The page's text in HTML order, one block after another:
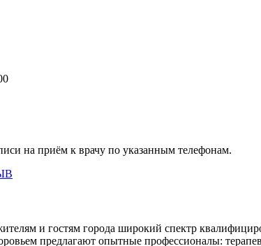
на приём к врачу по указанным телефонам.
и гостям города широкий спектр
предлагают опытные профессионалы: